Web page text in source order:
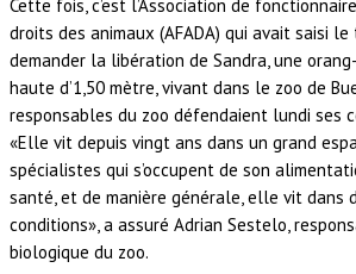
Cette fois, c’est l’Association de
droits des animaux (AFADA) qui avait saisi
demander la libération de Sandra, une
haute d’1,50 mètre, vivant dans le zoo de
responsables du zoo défendaient lundi ses
«Elle vit depuis vingt ans dans un grand
spécialistes qui s’occupent de son
santé, et de manière générale, elle vit dans
conditions», a assuré Adrian Sestelo,
biologique du zoo.